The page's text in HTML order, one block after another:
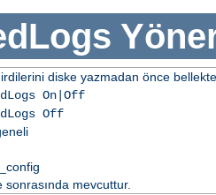
diske yazmadan önce
On|Off
Off
sonrasında mevcuttur.